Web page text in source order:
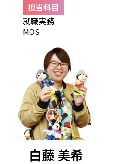
担当科目
就職実務
MOS
白藤 美希